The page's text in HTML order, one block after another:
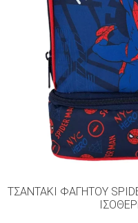
ΤΣΑΝΤΆΚΙ ΦΑΓΗΤΟΎ